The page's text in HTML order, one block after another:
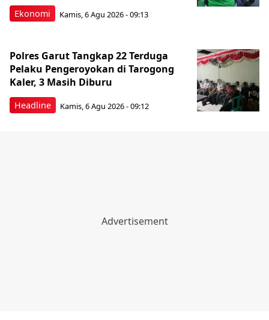
Ekonomi Kamis, 6 Agu 2026 - 09:13
Headline
Polres Garut Tangkap 22 Terduga
Pelaku Pengeroyokan di Tarogong
Kaler, 3 Masih Diburu
Kamis, 6 Agu 2026 - 09:12